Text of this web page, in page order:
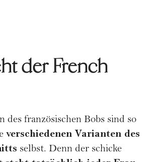
der French
des französischen Bobs sind so
verschiedenen Varianten des
selbst. Denn der schicke